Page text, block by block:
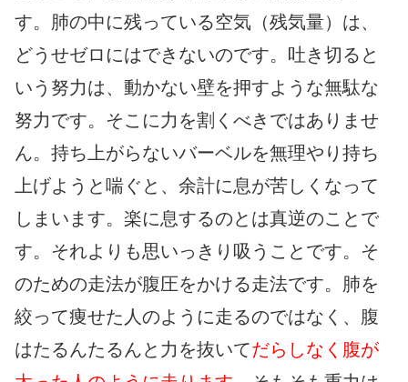
す。肺の中に残っている空気（残気量）は、
どうせゼロにはできないのです。吐き切ると
いう努力は、動かない壁を押すような無駄な
努力です。そこに力を割くべきではありませ
ん。持ち上がらないバーベルを無理やり持ち
上げようと喘ぐと、余計に息が苦しくなって
しまいます。楽に息するのとは真逆のことで
す。それよりも思いっきり吸うことです。そ
のための走法が腹圧をかける走法です。肺を
絞って痩せた人のように走るのではなく、腹
はたるんたるんと力を抜いてだらしなく腹が